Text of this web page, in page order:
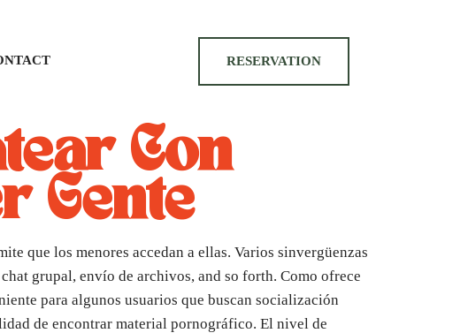
RESERVATION
Con
Gente
que los menores accedan a ellas. Varios sinvergüenzas
grupal, envío de archivos, and so forth. Como ofrece
para algunos usuarios que buscan socialización
de encontrar material pornográfico. El nivel de